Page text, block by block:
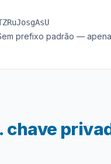
prefixo padrão —
chave